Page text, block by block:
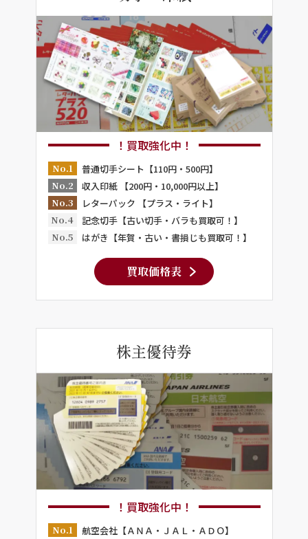
！買取強化中！
No.1
普通切手シート【110円・500円】
No.2
収入印紙 【200円・10,000円以上】
No.3
レターパック 【プラス・ライト】
No.4
記念切手【古い切手・バラも買取可！】
No.5
はがき【年賀・古い・書損じも買取可！】
買取価格表
株主優待券
！買取強化中！
No.1
航空会社【ＡＮＡ・ＪＡＬ・ＡＤＯ】